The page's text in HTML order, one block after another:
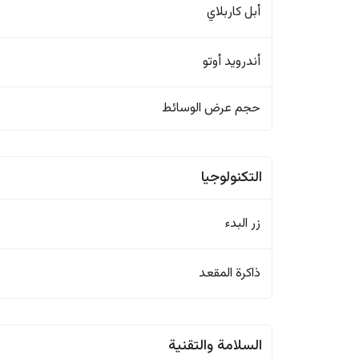
أبل كاربلاي
أندرويد أوتو
حجم عرض الوسائط
التكنولوجيا
زر البدء
ذاكرة المقعد
السلامة والتقنية